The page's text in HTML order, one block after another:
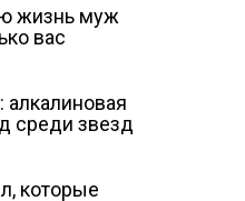
жизнь муж
вас
алкалиновая
среди звезд
которые